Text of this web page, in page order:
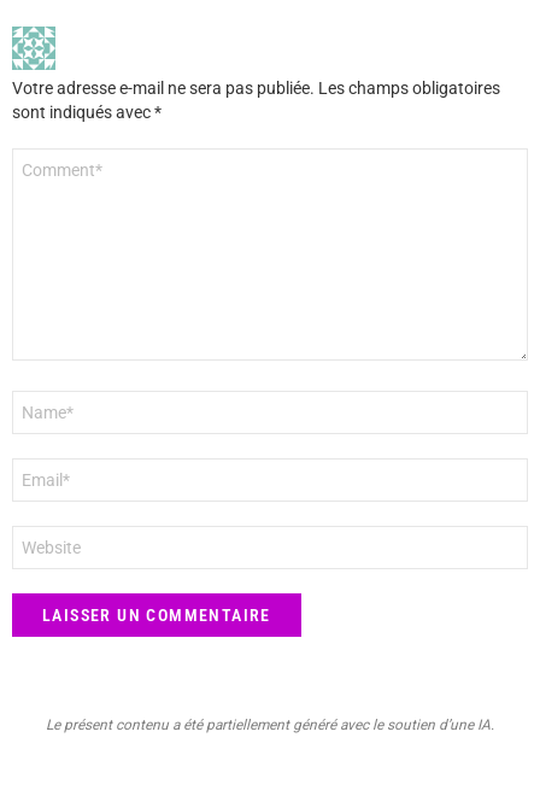
Votre adresse e-mail ne sera pas publiée. Les champs obligatoires
sont indiqués avec*
mail
*
web
Le présent contenu a été partiellement généré avec le soutien d’une IA.